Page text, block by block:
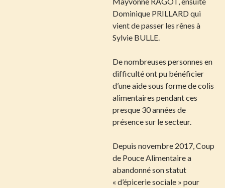
Dominique PRILLARD qui
vient de passer les rênes à
Sylvie BULLE.
De nombreuses personnes en
difficulté ont pu bénéficier
d’une aide sous forme de colis
alimentaires pendant ces
presque 30 années de
présence sur le secteur.
Depuis novembre 2017, Coup
de Pouce Alimentaire a
abandonné son statut
« d’épicerie sociale » pour